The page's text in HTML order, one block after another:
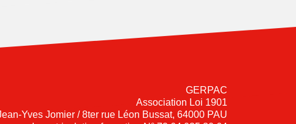
GERPAC
Association Loi 1901
Yves Jomier / 8ter rue Léon Bussat, 64000 PAU